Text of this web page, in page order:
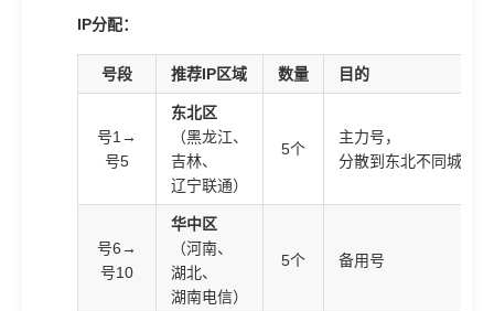
IP分配：
号段 推荐IP区域 数量 目的
号1→
号5
东北区
（黑龙江、
吉林、
辽宁联通）
5个
主力号，
分散到东北不同城市
号6→
号10
华中区
（河南、
湖北、
湖南电信）
5个 备用号